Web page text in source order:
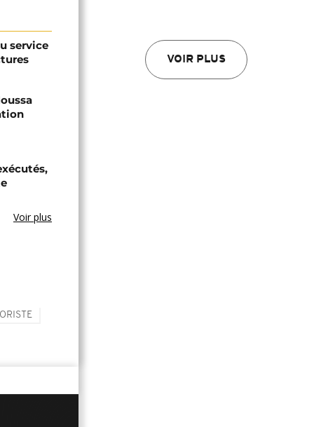
VOIR PLUS
service
Voir plus